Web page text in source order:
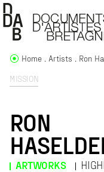
MISSION
Home Artists Ron
RON
ARTWORKS